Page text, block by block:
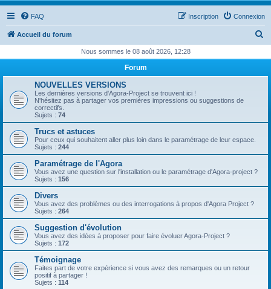
FAQ Connexion
Inscription
Accueil du forum
h
c
Nous sommes le 08 août 2026, 12:28
Forum
NOUVELLES VERSIONS
Les dernières versions d'Agora-Project se trouvent ici !
N'hésitez pas à partager vos premières impressions ou suggestions de
correctifs.
Sujets : 74
Trucs et astuces
Pour ceux qui souhaitent aller plus loin dans le paramétrage de leur espace.
Sujets : 244
Paramétrage de l'Agora
Vous avez une question sur l'installation ou le paramétrage d'Agora-project ?
Sujets : 156
Divers
Vous avez des problèmes ou des interrogations à propos d'Agora Project ?
Sujets : 264
Suggestion d'évolution
Vous avez des idées à proposer pour faire évoluer Agora-Project ?
Sujets : 172
Témoignage
Faites part de votre expérience si vous avez des remarques ou un retour
positif à partager !
Sujets : 114